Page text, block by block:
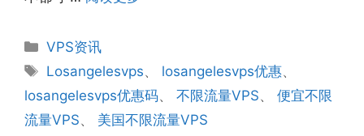
分
类
VPS资讯
标
签
Losangelesvps、 losangelesvps优惠、
losangelesvps优惠码、 不限流量VPS、 便宜不限
流量VPS、 美国不限流量VPS